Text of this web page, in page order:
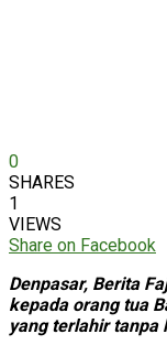
0
SHARES
1
VIEWS
Share on Facebook
Denpasar, Berita
kepada orang tua
yang terlahir tanpa